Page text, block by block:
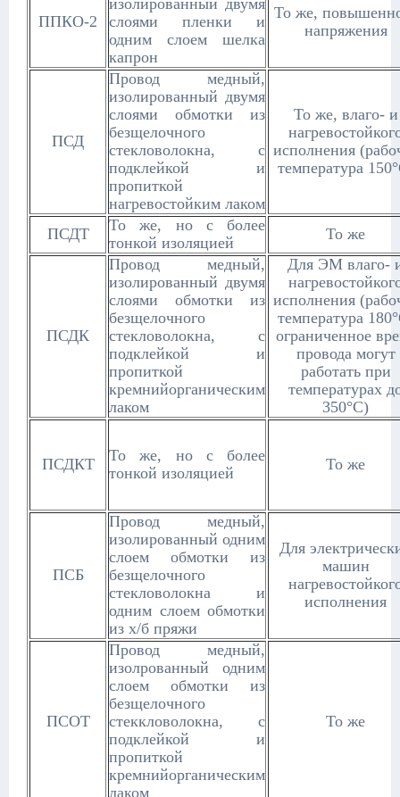
ППКО-2
изолированный двумя
слоями пленки и
одним слоем шелка
капрон
То же,
напряжения
ПСД
Провод медный,
изолированный двумя
слоями обмотки из
безщелочного
стекловолокна, с
подклейкой и
пропиткой
нагревостойким лаком
То же, влаго- и
исполнения
температура
ПСДТ
То же, но с более
тонкой изоляцией
То же
ПСДК
Провод медный,
изолированный двумя
слоями обмотки из
безщелочного
стекловолокна, с
подклейкой и
пропиткой
кремнийорганическим
лаком
Для ЭМ влаго-
исполнения
температура
ограниченное
провода могут
работать при
температурах
350°С)
ПСДКТ
То же, но с более
тонкой изоляцией
То же
ПСБ
Провод медный,
изолированный одним
слоем обмотки из
безщелочного
стекловолокна и
одним слоем обмотки
из х/б пряжи
Для
машин
исполнения
ПСОТ
Провод медный,
изолрованный одним
слоем обмотки из
безщелочного
стеккловолокна, с
подклейкой и
пропиткой
кремнийорганическим
лаком
То же